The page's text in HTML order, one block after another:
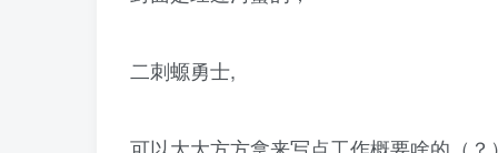
二刺螈勇士,